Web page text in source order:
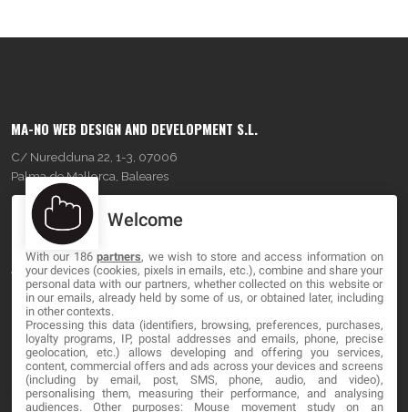
MA-NO WEB DESIGN AND DEVELOPMENT S.L.
C/ Nuredduna 22, 1-3, 07006
Palma de Mallorca, Baleares
OUR COMPANY
About
Blog
Contact
LEGAL
Welcome
With our 186partners, we wish to store and access information on
your devices (cookies, pixels in emails, etc.), combine and share your
personal data with our partners, whether collected on this website or
in our emails, already held by some of us, or obtained later, including
in other contexts.
Processing this data (identifiers, browsing, preferences, purchases,
loyalty programs, IP, postal addresses and emails, phone, precise
geolocation, etc.) allows developing and offering you services,
content, commercial offers and ads across your devices and screens
(including by email, post, SMS, phone, audio, and video),
personalising them, measuring their performance, and analysing
audiences. Other purposes: Mouse movement study on an